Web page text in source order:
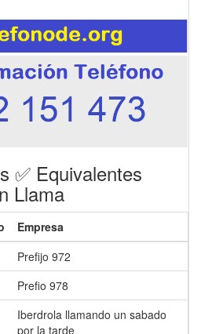
✅ Equivalentes
Llama
Empresa
Prefijo 972
Prefio 978
Iberdrola llamando un sabado
por la tarde